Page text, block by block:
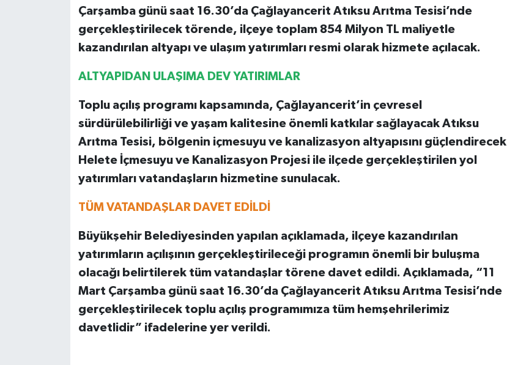
Çarşamba günü saat 16.30’da Çağlayancerit Atıksu Arıtma Tesisi’nde
gerçekleştirilecek törende, ilçeye toplam 854 Milyon TL maliyetle
kazandırılan altyapı ve ulaşım yatırımları resmi olarak hizmete açılacak.
ALTYAPIDAN ULAŞIMA DEV YATIRIMLAR
Toplu açılış programı kapsamında, Çağlayancerit’in çevresel
sürdürülebilirliği ve yaşam kalitesine önemli katkılar sağlayacak Atıksu
Arıtma Tesisi, bölgenin içmesuyu ve kanalizasyon altyapısını güçlendirecek
Helete İçmesuyu ve Kanalizasyon Projesi ile ilçede gerçekleştirilen yol
yatırımları vatandaşların hizmetine sunulacak.
TÜM VATANDAŞLAR DAVET EDİLDİ
Büyükşehir Belediyesinden yapılan açıklamada, ilçeye kazandırılan
yatırımların açılışının gerçekleştirileceği programın önemli bir buluşma
olacağı belirtilerek tüm vatandaşlar törene davet edildi. Açıklamada, “11
Mart Çarşamba günü saat 16.30’da Çağlayancerit Atıksu Arıtma Tesisi’nde
gerçekleştirilecek toplu açılış programımıza tüm hemşehrilerimiz
davetlidir” ifadelerine yer verildi.